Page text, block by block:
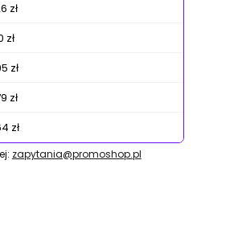
zł
zł
zł
zł
zł
zapytania@promoshop.pl